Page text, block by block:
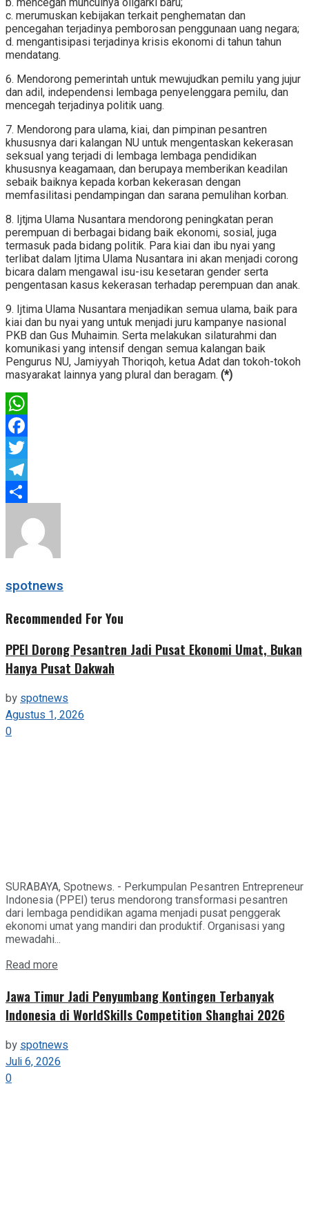
c. merumuskan kebijakan terkait penghematan dan
pencegahan terjadinya pemborosan penggunaan uang negara;
d. mengantisipasi terjadinya krisis ekonomi di tahun tahun
mendatang.
6. Mendorong pemerintah untuk mewujudkan pemilu yang jujur
dan adil, independensi lembaga penyelenggara pemilu, dan
mencegah terjadinya politik uang.
7. Mendorong para ulama, kiai, dan pimpinan pesantren
khususnya dari kalangan NU untuk mengentaskan kekerasan
seksual yang terjadi di lembaga lembaga pendidikan
khususnya keagamaan, dan berupaya memberikan keadilan
sebaik baiknya kepada korban kekerasan dengan
memfasilitasi pendampingan dan sarana pemulihan korban.
8. Ijtjma Ulama Nusantara mendorong peningkatan peran
perempuan di berbagai bidang baik ekonomi, sosial, juga
termasuk pada bidang politik. Para kiai dan ibu nyai yang
terlibat dalam Ijtima Ulama Nusantara ini akan menjadi corong
bicara dalam mengawal isu-isu kesetaran gender serta
pengentasan kasus kekerasan terhadap perempuan dan anak.
9. Ijtima Ulama Nusantara menjadikan semua ulama, baik para
kiai dan bu nyai yang untuk menjadi juru kampanye nasional
PKB dan Gus Muhaimin. Serta melakukan silaturahmi dan
komunikasi yang intensif dengan semua kalangan baik
Pengurus NU, Jamiyyah Thoriqoh, ketua Adat dan tokoh-tokoh
masyarakat lainnya yang plural dan beragam. (*)
WhatsApp
Facebook
Twitter
Telegram
Share
spotnews
Recommended For You
PPEI Dorong Pesantren Jadi Pusat Ekonomi Umat, Bukan
Hanya Pusat Dakwah
byspotnews
Agustus 1, 2026
0
SURABAYA, Spotnews. - Perkumpulan Pesantren Entrepreneur
Indonesia (PPEI) terus mendorong transformasi pesantren
dari lembaga pendidikan agama menjadi pusat penggerak
ekonomi umat yang mandiri dan produktif. Organisasi yang
mewadahi...
Read more
Jawa Timur Jadi Penyumbang Kontingen Terbanyak
Indonesia di WorldSkills Competition Shanghai 2026
by spotnews
Juli 6, 2026
0